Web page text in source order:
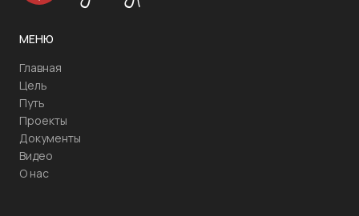
МЕНЮ
Главная
Цель
Путь
Проекты
Документы
Видео
О нас